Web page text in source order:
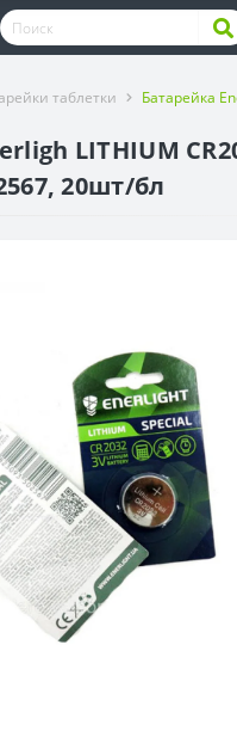
таблетки Батарейка
LITHIUM
20шт/бл